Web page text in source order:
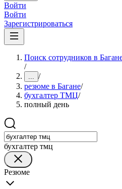
Войти
Войти
Зарегистрироваться
Поиск сотрудников в
/
... /
резюме в Багане/
бухгалтер ТМЦ/
полный день
бухгалтер тмц
Резюме